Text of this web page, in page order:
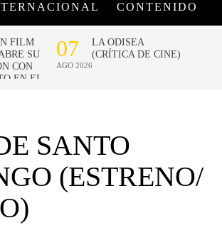
CONTENIDO
SANTO
(ESTRENO/